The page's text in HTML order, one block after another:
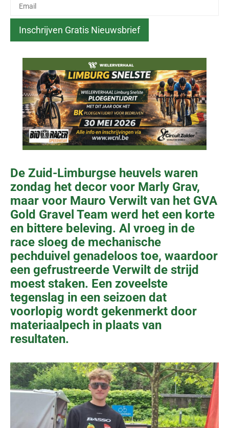
De Zuid-Limburgse heuvels waren
zondag het decor voor Marly Grav,
maar voor Mauro Verwilt van het GVA
Gold Gravel Team werd het een korte
en bittere beleving. Al vroeg in de
race sloeg de mechanische
pechduivel genadeloos toe, waardoor
een gefrustreerde Verwilt de strijd
moest staken. Een zoveelste
tegenslag in een seizoen dat
voorlopig wordt gekenmerkt door
materiaalpech in plaats van
resultaten.